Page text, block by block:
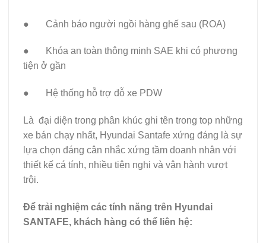
● Cảnh báo người ngồi hàng ghế sau (ROA)
● Khóa an toàn thông minh SAE khi có phương
tiện ở gần
● Hệ thống hỗ trợ đỗ xe PDW
Là đại diện trong phân khúc ghi tên trong top những
xe bán chạy nhất, Hyundai Santafe xứng đáng là sự
lựa chọn đáng cân nhắc xứng tầm doanh nhân với
thiết kế cá tính, nhiều tiện nghi và vận hành vượt
trội.
Để trải nghiệm các tính năng trên Hyundai
SANTAFE, khách hàng có thể liên hệ: